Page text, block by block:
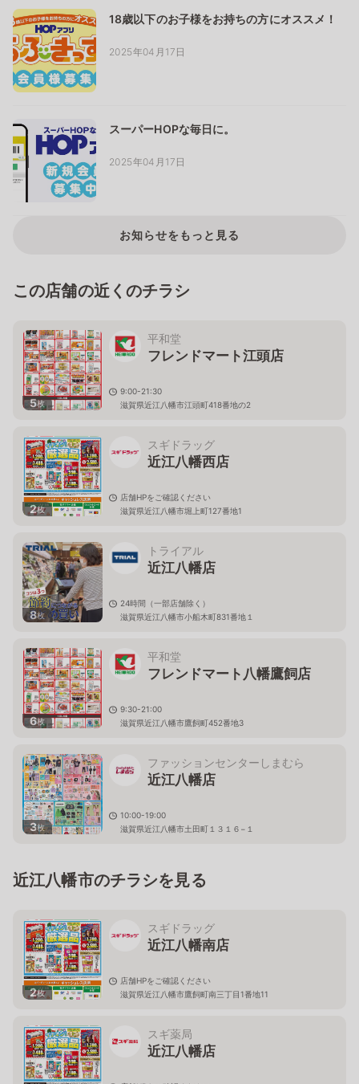
18歳以下のお子様をお持ちの方にオススメ！
2025年04月17日
スーパーHOPな毎日に。
2025年04月17日
お知らせをもっと見る
この店舗の近くのチラシ
5枚
平和堂
フレンドマート江頭店
9:00-21:30
滋賀県近江八幡市江頭町418番地の2
2枚
スギドラッグ
近江八幡西店
店舗HPをご確認ください
滋賀県近江八幡市堀上町127番地1
8枚
トライアル
近江八幡店
24時間（一部店舗除く）
滋賀県近江八幡市小船木町831番地１
6枚
平和堂
フレンドマート八幡鷹飼店
9:30-21:00
滋賀県近江八幡市鷹飼町452番地3
3枚
ファッションセンターしまむら
近江八幡店
10:00-19:00
滋賀県近江八幡市土田町１３１６−１
近江八幡市のチラシを見る
2枚
スギドラッグ
近江八幡南店
店舗HPをご確認ください
滋賀県近江八幡市鷹飼町南三丁目1番地11
スギ薬局
近江八幡店